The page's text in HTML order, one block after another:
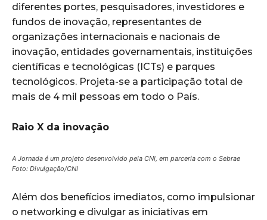
diferentes portes, pesquisadores, investidores e
fundos de inovação, representantes de
organizações internacionais e nacionais de
inovação, entidades governamentais, instituições
científicas e tecnológicas (ICTs) e parques
tecnológicos. Projeta-se a participação total de
mais de 4 mil pessoas em todo o País.
Raio X da inovação
A Jornada é um projeto desenvolvido pela CNI, em parceria com o Sebrae
Foto: Divulgação/CNI
Além dos benefícios imediatos, como impulsionar
o networking e divulgar as iniciativas em